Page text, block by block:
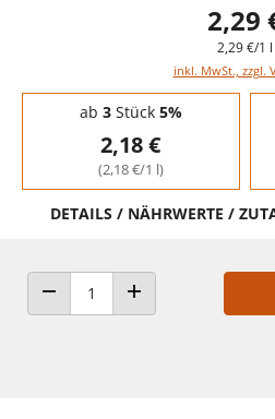
2,29
2,29 €/1 l
inkl. MwSt., zzgl.
Staffelpreise - Mengenrabatt
ab 3Stück 5%
2,18 €
(2,18 €/1 l)
DETAILS / NÄHRWERTE /
ANZAHL VERRINGERNANZAHL ERHÖHEN